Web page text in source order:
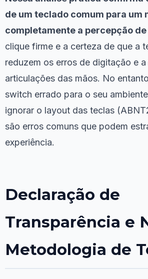
de um teclado comum para um
completamente a percepção
clique firme e a certeza de que a
reduzem os erros de digitação e
articulações das mãos. No
switch errado para o seu
ignorar o layout das teclas
são erros comuns que podem
experiência.
Declaração de
Transparência e
Metodologia de